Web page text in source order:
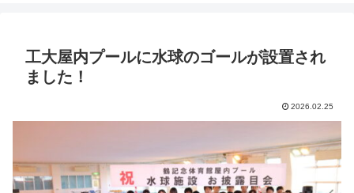
工大屋内プールに水球のゴールが設置され
ました！
2026.02.25